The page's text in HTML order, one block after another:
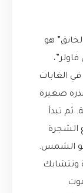
هو
الغابات
صغيرة
ثم تبدأ
الشجرة
الشمس.
وتتشابك